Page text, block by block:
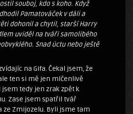
souboj, kdo s koho. Když
Pamatováček v dáli a
dohonil a chytil, starší Harry
uviděl na tváři samolibého
Snad úctu nebo ještě
na Gifa. Čekal jsem, že
ten si mě jen mlčenlivě
tedy jen zrak zpět k
Zase jsem spatřil tvář
ze Zmijozelu. Byli jsme tam